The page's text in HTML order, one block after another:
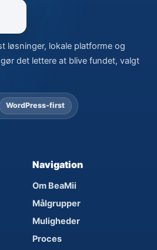
løsninger, lokale platforme og
det lettere at blive fundet, valgt
WordPress-first
Navigation
Om BeaMii
Målgrupper
Muligheder
Proces